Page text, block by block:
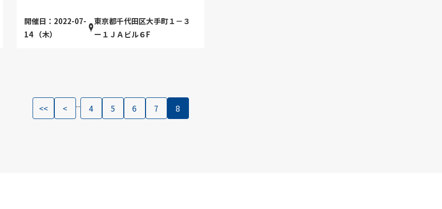
開催日：2022-07-
14 （木）
東京都千代田区大手町１－３
ー１ＪＡビル６F
<< < ... 4 5 6 7 8